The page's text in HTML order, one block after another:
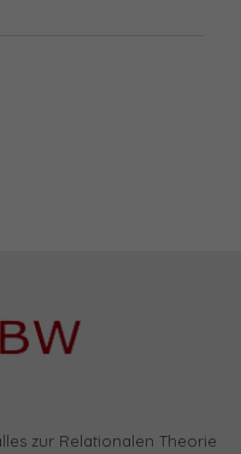
zur Relationalen Theorie